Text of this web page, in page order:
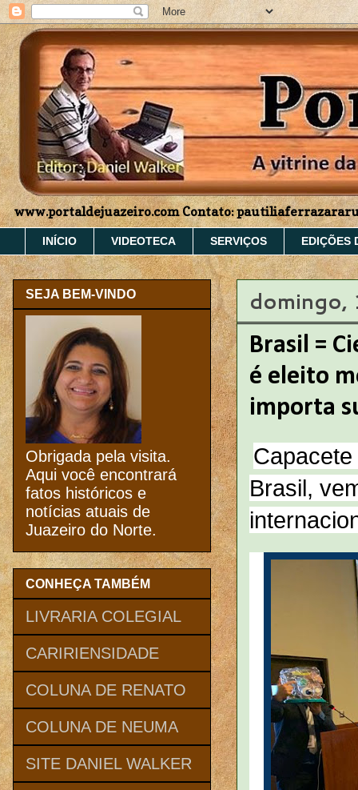
www.portaldejuazeiro.com Contato:
INÍCIO VIDEOTECA SERVIÇOS EDIÇÕES
domingo,
Brasil =
é eleito
importa
Brasil,
SEJA BEM-VINDO
Obrigada pela visita.
Aqui você encontrará
fatos históricos e
notícias atuais de
Juazeiro do Norte.
CONHEÇA TAMBÉM
LIVRARIA COLEGIAL
CARIRIENSIDADE
COLUNA DE RENATO
COLUNA DE NEUMA
SITE DANIEL WALKER